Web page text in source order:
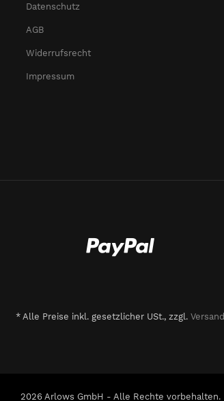
Datenschutz
AGB
Widerrufsrecht
Impressum
* Alle Preise inkl. gesetzlicher USt., zzgl. Versand
2026 Arlows GmbH - Alle Rechte vorbehalten.